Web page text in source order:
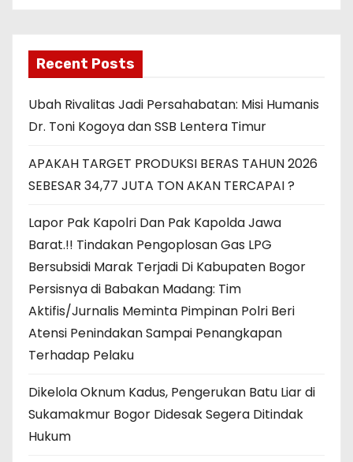
Recent Posts
Ubah Rivalitas Jadi Persahabatan: Misi Humanis
Dr. Toni Kogoya dan SSB Lentera Timur
APAKAH TARGET PRODUKSI BERAS TAHUN 2026
SEBESAR 34,77 JUTA TON AKAN TERCAPAI ?
Lapor Pak Kapolri Dan Pak Kapolda Jawa
Barat.!! Tindakan Pengoplosan Gas LPG
Bersubsidi Marak Terjadi Di Kabupaten Bogor
Persisnya di Babakan Madang: Tim
Aktifis/Jurnalis Meminta Pimpinan Polri Beri
Atensi Penindakan Sampai Penangkapan
Terhadap Pelaku
Dikelola Oknum Kadus, Pengerukan Batu Liar di
Sukamakmur Bogor Didesak Segera Ditindak
Hukum